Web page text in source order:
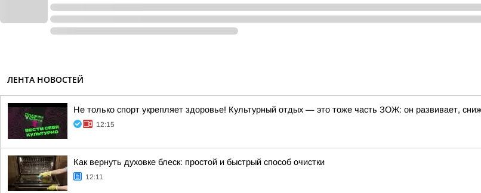
ЛЕНТА НОВОСТЕЙ
Не только спорт укрепляет здоровье! Культурный отдых — это тоже часть ЗОЖ: он развивает,
12:15
Как вернуть духовке блеск: простой и быстрый способ очистки
12:11